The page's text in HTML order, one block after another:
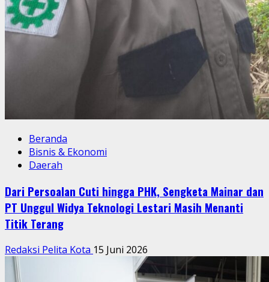
Beranda
Bisnis & Ekonomi
Daerah
Dari Persoalan Cuti hingga PHK, Sengketa Mainar dan
PT Unggul Widya Teknologi Lestari Masih Menanti
Titik Terang
Redaksi Pelita Kota 15 Juni 2026